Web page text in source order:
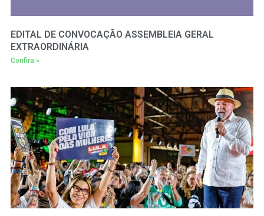
EDITAL DE CONVOCAÇÃO ASSEMBLEIA GERAL
EXTRAORDINÁRIA
Confira »